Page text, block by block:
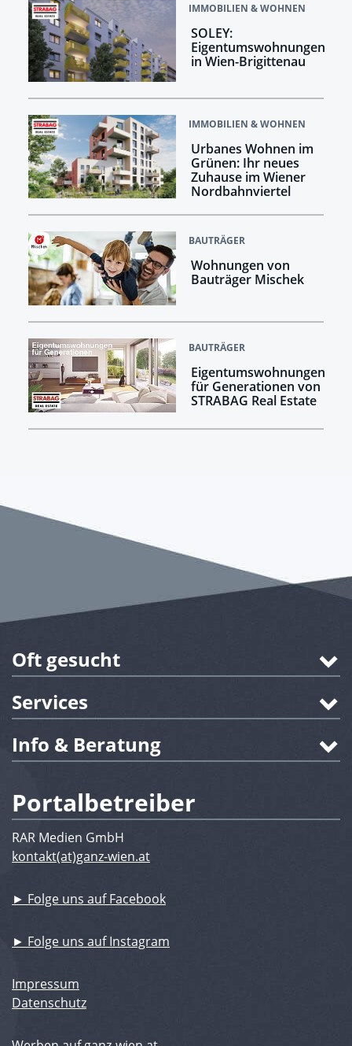
IMMOBILIEN & WOHNEN
SOLEY:
Eigentumswohnungen
in Wien-Brigittenau
IMMOBILIEN & WOHNEN
Urbanes Wohnen im
Grünen: Ihr neues
Zuhause im Wiener
Nordbahnviertel
BAUTRÄGER
Wohnungen von
Bauträger Mischek
BAUTRÄGER
Eigentumswohnungen
für Generationen von
STRABAG Real Estate
Oft gesucht
Services
Info & Beratung
Portalbetreiber
RAR Medien GmbH
kontakt(at)ganz-wien.at
► Folge uns auf Facebook
► Folge uns auf Instagram
Impressum
Datenschutz